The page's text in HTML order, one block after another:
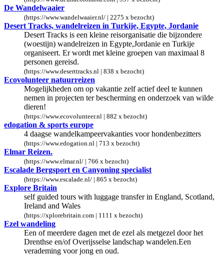
De Wandelwaaier
(https://www.wandelwaaier.nl/ | 2275 x bezocht)
Desert Tracks, wandelreizen in Turkije, Egypte, Jordanie
Desert Tracks is een kleine reisorganisatie die bijzondere
(woestijn) wandelreizen in Egypte,Jordanie en Turkije
organiseert. Er wordt met kleine groepen van maximaal 8
personen gereisd.
(https://www.deserttracks.nl | 838 x bezocht)
Ecovolunteer natuurreizen
Mogelijkheden om op vakantie zelf actief deel te kunnen
nemen in projecten ter bescherming en onderzoek van wilde
dieren!
(https://www.ecovolunteer.nl | 882 x bezocht)
edogation & sports europe
4 daagse wandelkampeervakanties voor hondenbezitters
(https://www.edogation.nl | 713 x bezocht)
Elmar Reizen.
(https://www.elmar.nl/ | 766 x bezocht)
Escalade Bergsport en Canyoning specialist
(https://www.escalade.nl/ | 865 x bezocht)
Explore Britain
self guided tours with luggage transfer in England, Scotland,
Ireland and Wales
(https://xplorebritain.com | 1111 x bezocht)
Ezel wandeling
Een of meerdere dagen met de ezel als metgezel door het
Drenthse en/of Overijsselse landschap wandelen.Een
verademing voor jong en oud.